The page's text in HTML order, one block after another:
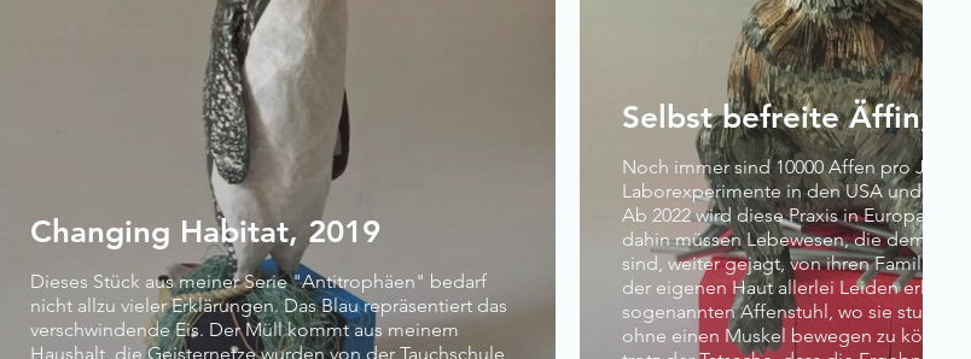
Selbst befreite Äffin,
Noch immer sind 10000 Affen pro Jahr
Laborexperimente in den USA und
Ab 2022 wird diese Praxis in Europa
dahin müssen Lebewesen, die dem
sind, weiter gejagt, von ihren Familien
der eigenen Haut allerlei Leiden erlitten
sogenannten Affenstuhl, wo sie
ohne einen Muskel bewegen zu
Changing Habitat, 2019
Dieses Stück aus meiner Serie "Antitrophäen" bedarf
nicht allzu vieler Erklärungen. Das Blau repräsentiert das
verschwindende Eis. Der Müll kommt aus meinem
Haushalt, die Geisternetze wurden von der Tauchschule